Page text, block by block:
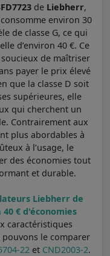
de Liebherr,
environ 30
de classe G, ce qui
d’environ 40 €. Ce
de maîtriser
payer le prix élevé
que la classe D soit
supérieures, elle
qui cherchent un
Contrairement aux
plus abordables à
à l’usage, le
des économies tout
et durable.
Liebherr de
€ d'économies
caractéristiques
le comparer
22 et CND2003-2.